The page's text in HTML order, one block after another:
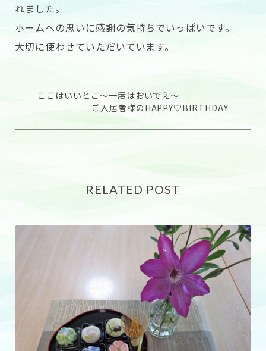
れました。
ホームへの思いに感謝の気持ちでいっぱいです。
大切に使わせていただいています。
ここはいいとこ〜一度はおいでえ〜
ご入居者様のHAPPY♡BIRTHDAY
RELATED POST